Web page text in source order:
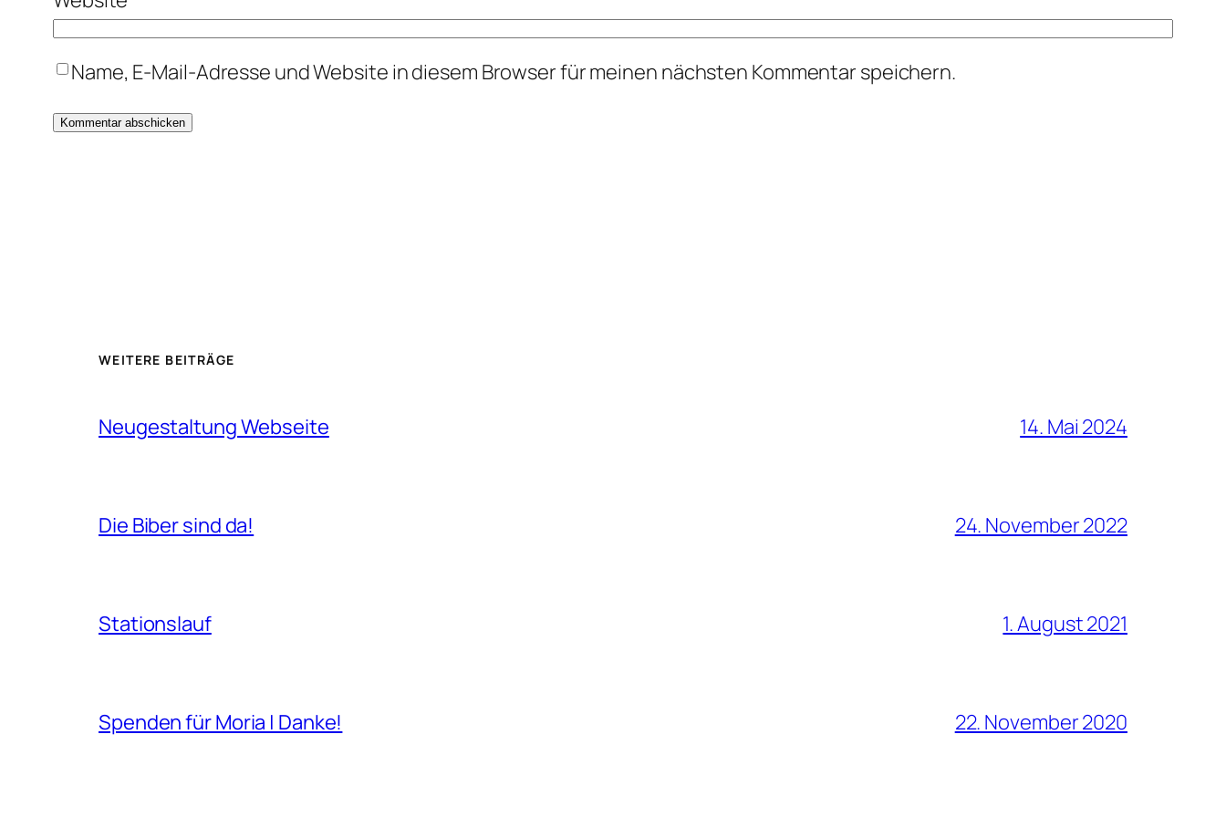
Name, E-Mail-Adresse und Website in diesem Browser für meinen nächsten Kommentar speichern.
WEITERE BEITRÄGE
Neugestaltung Webseite 14. Mai 2024
Die Biber sind da! 24. November 2022
Stationslauf 1. August 2021
Spenden für Moria | Danke! 22. November 2020